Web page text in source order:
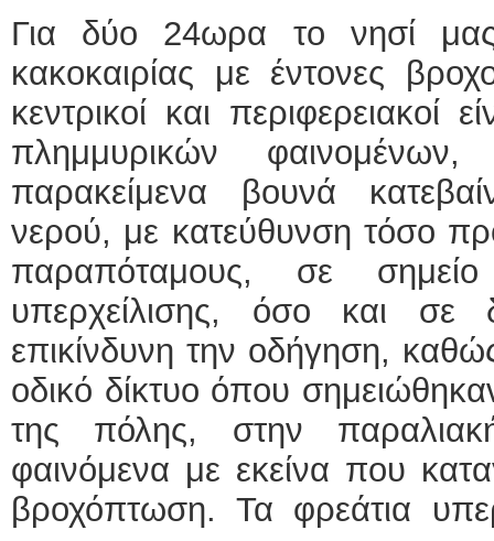
Για δύο 24ωρα το νησί μας
κακοκαιρίας με έντονες
κεντρικοί και περιφερειακοί
πλημμυρικών
παρακείμενα βουνά
νερού, με κατεύθυνση τόσο
παραπόταμους, σε
υπερχείλισης, όσο και σε
επικίνδυνη την οδήγηση,
οδικό δίκτυο όπου
της πόλης, στην
φαινόμενα με εκείνα που
βροχόπτωση. Τα φρεάτια